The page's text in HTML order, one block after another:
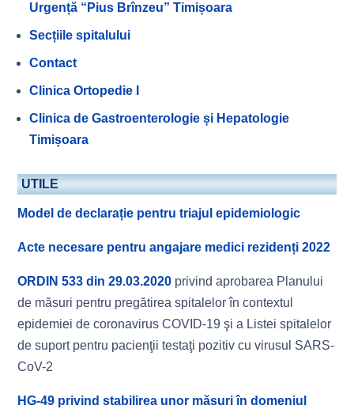
Urgență “Pius Brînzeu” Timișoara
Secțiile spitalului
Contact
Clinica Ortopedie I
Clinica de Gastroenterologie și Hepatologie
Timișoara
UTILE
Model de declarație pentru triajul epidemiologic
Acte necesare pentru angajare medici rezidenți 2022
ORDIN 533 din 29.03.2020 privind aprobarea Planului
de măsuri pentru pregătirea spitalelor în contextul
epidemiei de coronavirus COVID-19 şi a Listei spitalelor
de suport pentru pacienţii testaţi pozitiv cu virusul SARS-
CoV-2
HG-49 privind stabilirea unor măsuri în domeniul